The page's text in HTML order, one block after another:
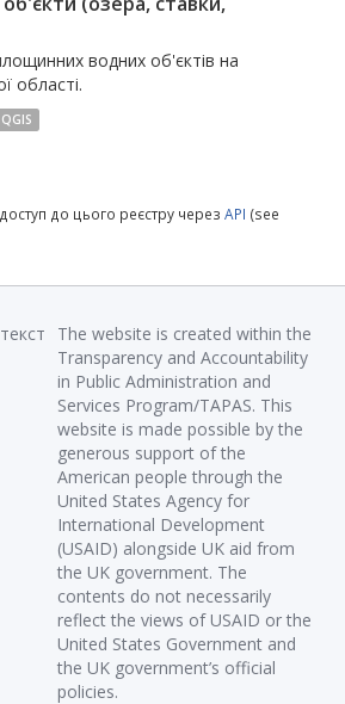
водних об'єктів на
області.
QGIS
до цього реєстру через API (see
The website is created within the
Transparency and Accountability
in Public Administration and
Services Program/TAPAS. This
website is made possible by the
generous support of the
American people through the
United States Agency for
International Development
(USAID) alongside UK aid from
the UK government. The
contents do not necessarily
reflect the views of USAID or the
United States Government and
the UK government’s official
policies.